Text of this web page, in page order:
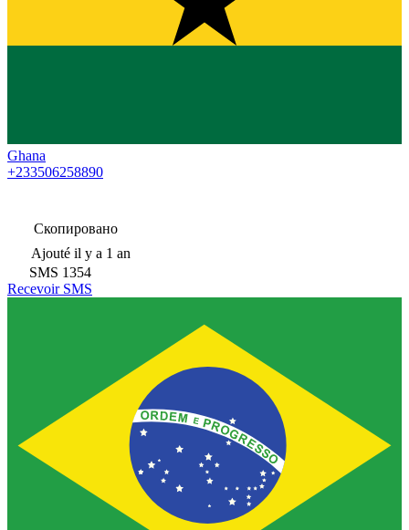
Ghana
+233506258890
Скопировано
Ajouté il y a 1 an
SMS 1354
Recevoir SMS